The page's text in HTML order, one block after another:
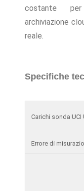
costante
archiviazione
reale.
Specifiche
Carichi sonda UCI
Errore di